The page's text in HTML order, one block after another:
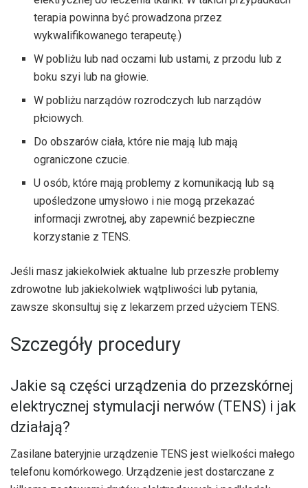
terapia powinna być prowadzona przez
wykwalifikowanego terapeutę.)
W pobliżu lub nad oczami lub ustami, z przodu lub z
boku szyi lub na głowie.
W pobliżu narządów rozrodczych lub narządów
płciowych.
Do obszarów ciała, które nie mają lub mają
ograniczone czucie.
U osób, które mają problemy z komunikacją lub są
upośledzone umysłowo i nie mogą przekazać
informacji zwrotnej, aby zapewnić bezpieczne
korzystanie z TENS.
Jeśli masz jakiekolwiek aktualne lub przeszłe problemy
zdrowotne lub jakiekolwiek wątpliwości lub pytania,
zawsze skonsultuj się z lekarzem przed użyciem TENS.
Szczegóły procedury
Jakie są części urządzenia do przezskórnej
elektrycznej stymulacji nerwów (TENS) i jak
działają?
Zasilane bateryjnie urządzenie TENS jest wielkości małego
telefonu komórkowego. Urządzenie jest dostarczane z